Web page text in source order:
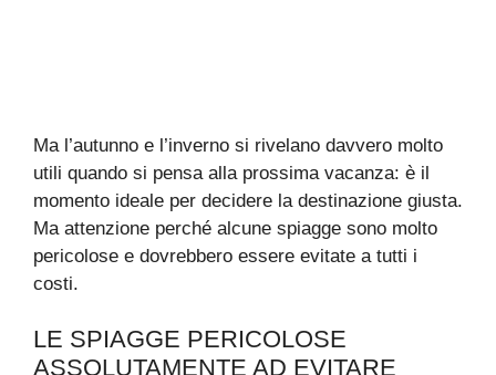
Ma l’autunno e l’inverno si rivelano davvero molto
utili quando si pensa alla prossima vacanza: è il
momento ideale per decidere la destinazione giusta.
Ma attenzione perché alcune spiagge sono molto
pericolose e dovrebbero essere evitate a tutti i
costi.
LE SPIAGGE PERICOLOSE
ASSOLUTAMENTE AD EVITARE